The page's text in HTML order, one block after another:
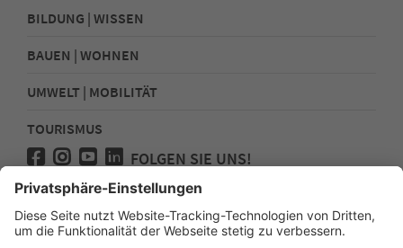
BILDUNG | WISSEN
BAUEN | WOHNEN
UMWELT | MOBILITÄT
TOURISMUS
FOLGEN SIE UNS!
Presse
Kontakt